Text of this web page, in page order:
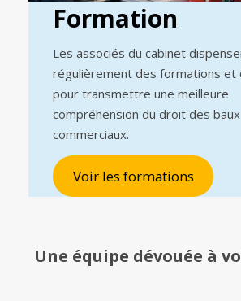
Formation
Les associés du cabinet
régulièrement des formations et
pour transmettre une meilleure
compréhension du droit des baux
commerciaux.
Voir les formations
Une équipe dévouée à